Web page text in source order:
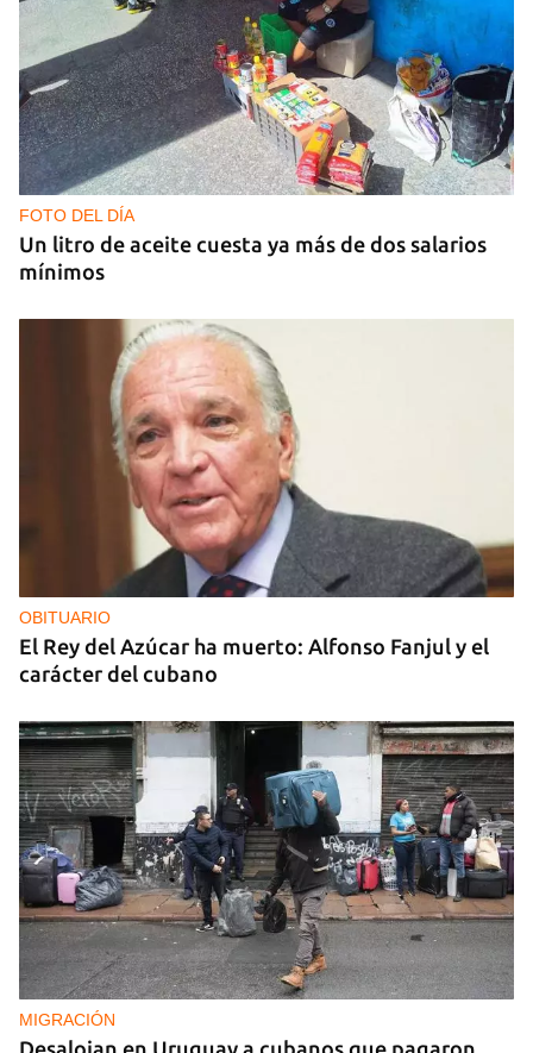
Arturo Sandoval en concierto junto a Chucho
Valdés
FOTO DEL DÍA
Un litro de aceite cuesta ya más de dos salarios
mínimos
OBITUARIO
El Rey del Azúcar ha muerto: Alfonso Fanjul y el
carácter del cubano
MIGRACIÓN
Desalojan en Uruguay a cubanos que pagaron